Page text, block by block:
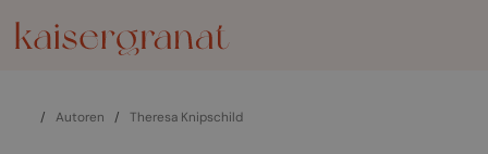
/ Autoren / Theresa Knipschild